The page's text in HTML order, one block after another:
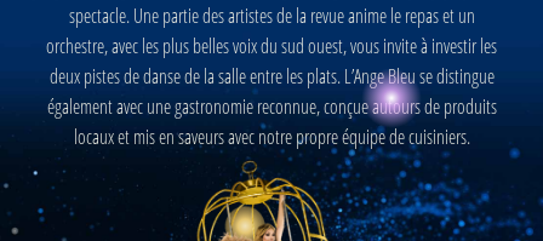
spectacle. Une partie des artistes de la revue anime le repas et un
orchestre, avec les plus belles voix du sud ouest, vous invite à investir les
deux pistes de danse de la salle entre les plats. L’Ange Bleu se distingue
également avec une gastronomie reconnue, conçue autours de produits
locaux et mis en saveurs avec notre propre équipe de cuisiniers.